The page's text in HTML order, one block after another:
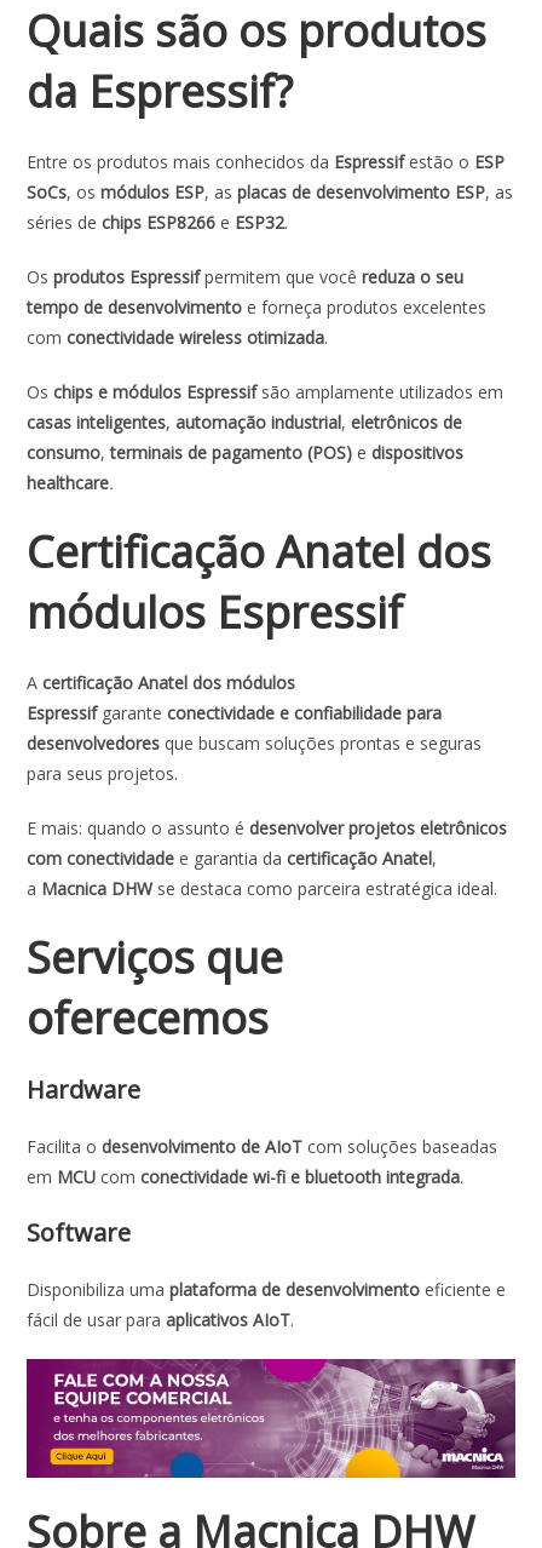
Quais são os produtos
da Espressif?
Entre os produtos mais conhecidos da Espressifestão o ESP
SoCs, osmódulos ESP, asplacas de desenvolvimento ESP, as
séries dechips ESP8266 e ESP32.
Osprodutos Espressifpermitem que vocêreduza o seu
tempo de desenvolvimento e forneça produtos excelentes
comconectividade wireless otimizada.
Oschips e módulos Espressifsão amplamente utilizados em
casas inteligentes,automação industrial,eletrônicos de
consumo,terminais de pagamento (POS) edispositivos
healthcare.
Certificação Anatel dos
módulos Espressif
Acertificação Anatel dos módulos
Espressifgaranteconectividade e confiabilidade para
desenvolvedoresque buscam soluções prontas e seguras
para seus projetos.
E mais: quando o assunto édesenvolver projetos eletrônicos
com conectividade e garantia da certificação Anatel,
a Macnica DHWse destaca como parceira estratégica ideal.
Serviços que
oferecemos
Hardware
Facilita odesenvolvimento de AIoT com soluções baseadas
em MCU comconectividade wi-fi e bluetooth integrada.
Software
Disponibiliza umaplataforma de desenvolvimento eficiente e
fácil de usar paraaplicativos AIoT.
Sobre a Macnica DHW